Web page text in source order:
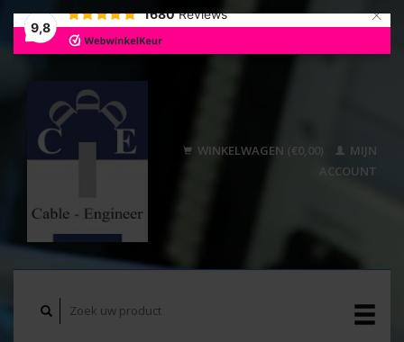
9,8
1680 Reviews ×
WINKELWAGEN (€0,00)
MIJN
ACCOUNT